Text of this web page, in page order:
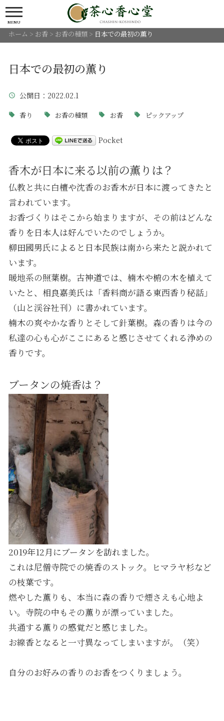
MENU
ホーム > お香> お香の種類> 日本での最初の薫り
日本での最初の薫り
公開日 ：2022.02.1
香り お香の種類 お香 ピックアップ
Pocket
香木が日本に来る以前の薫りは？
仏教と共に白檀や沈香のお香木が日本に渡ってきたと
言われています。
お香づくりはそこから始まりますが、その前はどんな
香りを日本人は好んでいたのでしょうか。
柳田國男氏によると日本民族は南から来たと説かれて
います。
暖地系の照葉樹。古神道では、楠木や椨の木を植えて
いたと、相良嘉美氏は「香料商が語る東西香り秘話」
（山と渓谷社刊）に書かれています。
楠木の爽やかな香りとそして針葉樹。森の香りは今の
私達の心も心がここにあると感じさせてくれる浄めの
香りです。
ブータンの焼香は？
2019年12月にブータンを訪れました。
これは尼僧寺院での焼香のストック。ヒマラヤ杉など
の枝葉です。
燃やした薫りも、本当に森の香りで煙さえも心地よ
い。寺院の中もその薫りが漂っていました。
共通する薫りの感覚だと感じました。
お線香となると一寸異なってしまいますが。（笑）
自分のお好みの香りのお香をつくりましょう。